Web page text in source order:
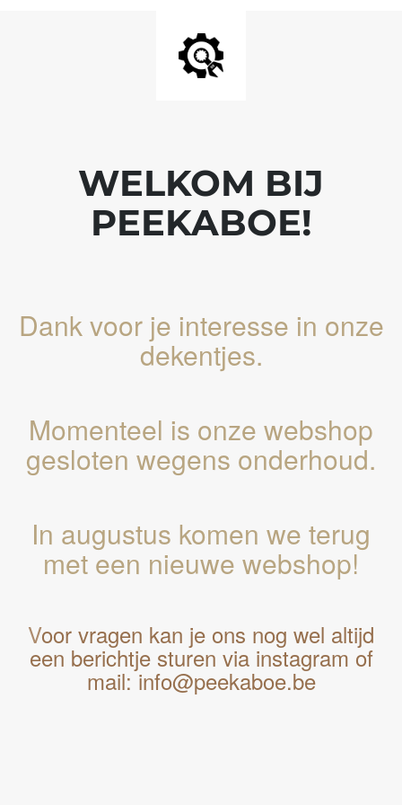
WELKOM BIJ
PEEKABOE!
Dank voor je interesse in onze
dekentjes.
Momenteel is onze webshop
gesloten wegens onderhoud.
In augustus komen we terug
met een nieuwe webshop!
Voor vragen kan je ons nog wel altijd
een berichtje sturen via instagram of
mail: info@peekaboe.be